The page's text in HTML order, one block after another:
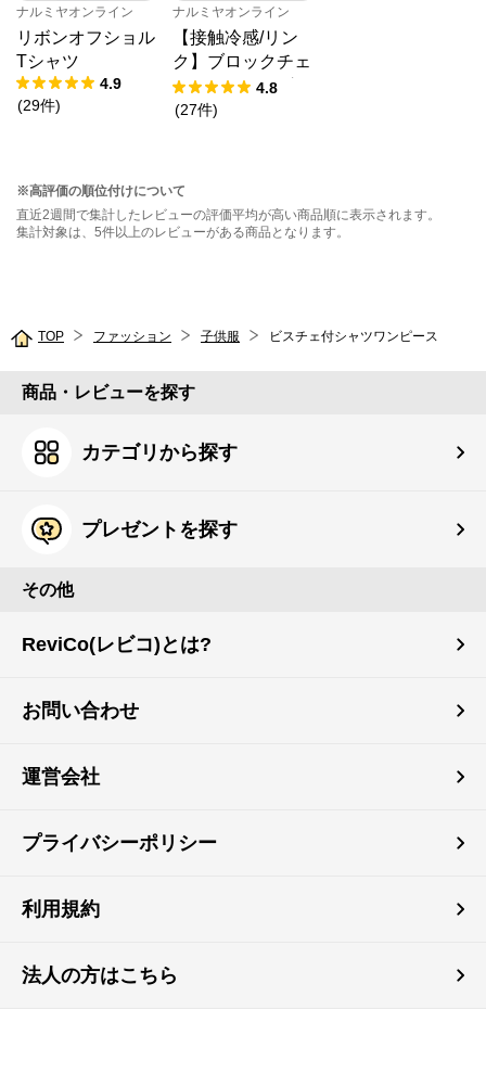
ナルミヤオンライン
リボンオフショル
Tシャツ
4.9
(29件)
ナルミヤオンライン
【接触冷感/リン
ク】ブロックチェ
ックドッキングT
シャツ
4.8
(27件)
※高評価の順位付けについて
直近2週間で集計したレビューの評価平均が高い商品順に表示されます。
集計対象は、5件以上のレビューがある商品となります。
TOP ファッション 子供服 ビスチェ付シャツワンピース
商品・レビューを探す
カテゴリから探す
プレゼントを探す
その他
ReviCo(レビコ)とは?
お問い合わせ
運営会社
プライバシーポリシー
利用規約
法人の方はこちら